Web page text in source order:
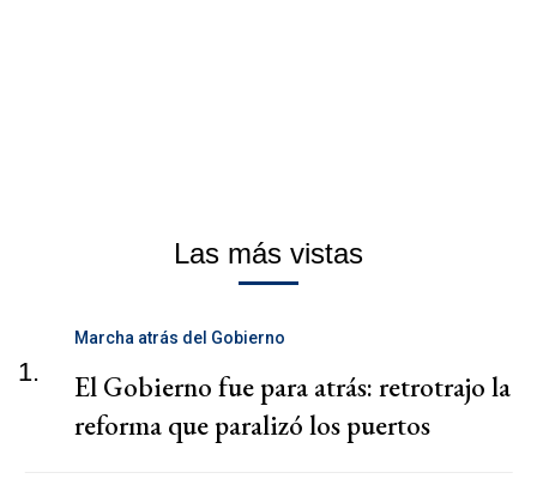
Las más vistas
1.
Marcha atrás del Gobierno
El Gobierno fue para atrás: retrotrajo la
reforma que paralizó los puertos